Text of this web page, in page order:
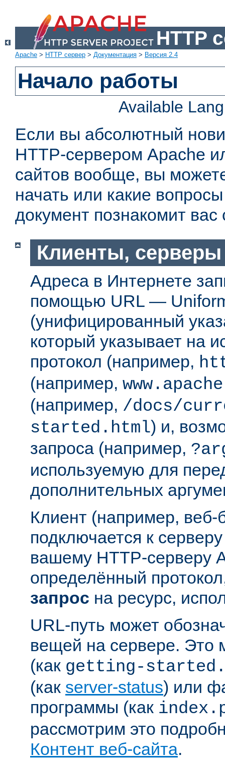
HTTP
Apache > HTTP сервер > Документация > Версия 2.4
Начало работы
Available
Если вы абсолютный
HTTP-сервером Apache
сайтов вообще, вы
начать или какие
документ познакомит вас
Клиенты, серверы
Адреса в Интернете
помощью URL —
(унифицированный
который указывает на
протокол (например,
(например,
(например, /docs/
started.html) и,
запроса (например,
используемую для
дополнительных
Клиент (например, веб-
подключается к
вашему HTTP-серверу
определённый
запрос на ресурс,
URL-путь может
вещей на сервере. Это
(как getting-
(как server-status) или
программы (как
рассмотрим это
Контент веб-сайта.